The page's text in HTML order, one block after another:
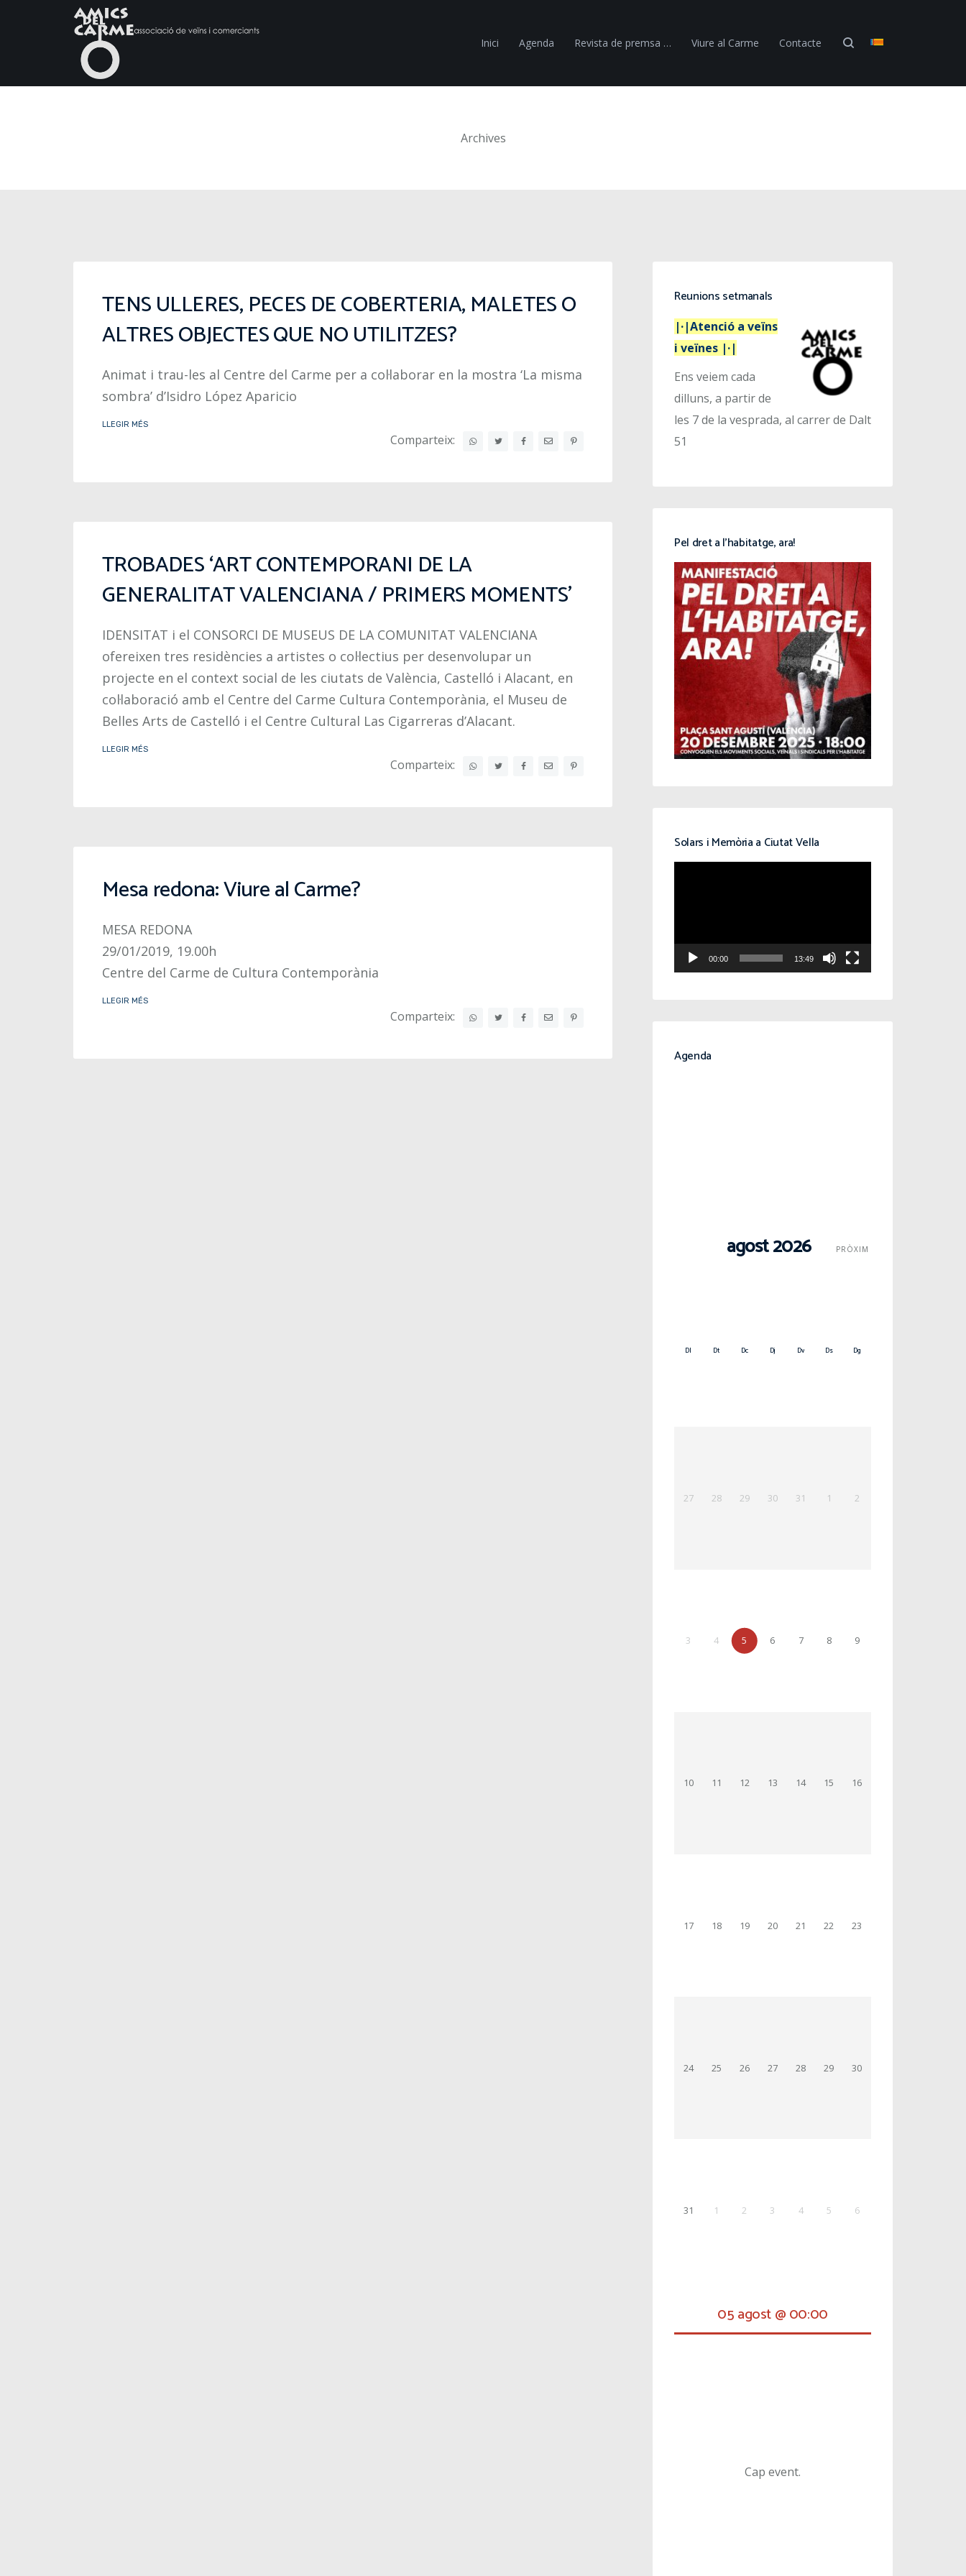
Inici Agenda Revista de premsa … Viure al Carme Contacte
Archives
TENS ULLERES, PECES DE COBERTERIA, MALETES O
ALTRES OBJECTES QUE NO UTILITZES?
Animat i trau-les al Centre del Carme per a col·laborar en la mostra ‘La misma
sombra’ d’Isidro López Aparicio
LLEGIR MÉS
Comparteix:
TROBADES ‘ART CONTEMPORANI DE LA
GENERALITAT VALENCIANA / PRIMERS MOMENTS’
IDENSITAT i el CONSORCI DE MUSEUS DE LA COMUNITAT VALENCIANA
ofereixen tres residències a artistes o col·lectius per desenvolupar un
projecte en el context social de les ciutats de València, Castelló i Alacant, en
col·laboració amb el Centre del Carme Cultura Contemporània, el Museu de
Belles Arts de Castelló i el Centre Cultural Las Cigarreras d’Alacant.
LLEGIR MÉS
Comparteix:
Mesa redona: Viure al Carme?
MESA REDONA
29/01/2019, 19.00h
Centre del Carme de Cultura Contemporània
LLEGIR MÉS
Comparteix:
Reunions setmanals
|·|Atenció a veïns
i veïnes |·|
Ens veiem cada
dilluns, a partir de
les 7 de la vesprada, al carrer de Dalt
51
Pel dret a l’habitatge, ara!
Solars i Memòria a Ciutat Vella
00:00 13:49
Agenda
agost 2026 PRÒXIM
Dl Dt Dc Dj Dv Ds Dg
27 28 29 30 31 1 2
3 4 5 6 7 8 9
10 11 12 13 14 15 16
17 18 19 20 21 22 23
24 25 26 27 28 29 30
31 1 2 3 4 5 6
05 agost @ 00:00
Cap event.